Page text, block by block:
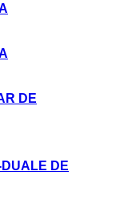
DE
DE